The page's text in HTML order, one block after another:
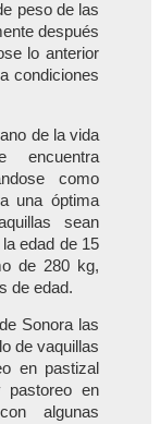
peso de las
después
lo anterior
condiciones
de la vida
encuentra
como
una óptima
sean
edad de 15
de 280 kg,
de edad.
Sonora las
de vaquillas
en pastizal
pastoreo en
algunas